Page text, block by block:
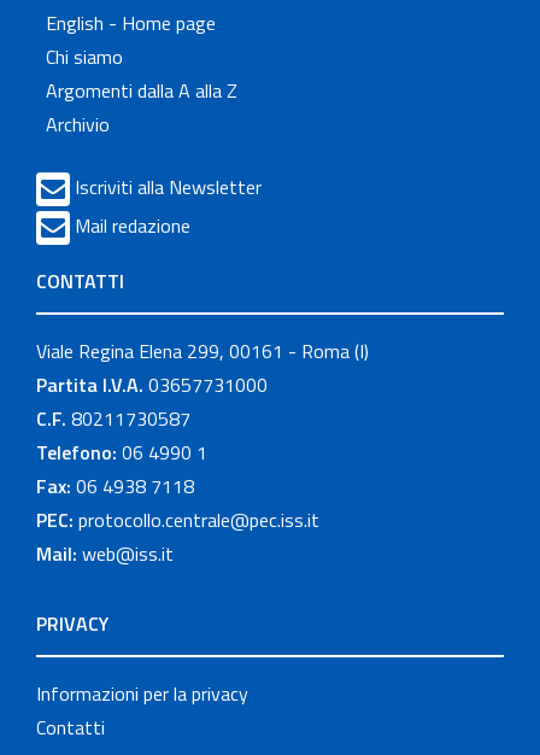
English - Home page
Chi siamo
Argomenti dalla A alla Z
Archivio
Iscriviti alla Newsletter
Mail redazione
CONTATTI
Viale Regina Elena 299, 00161 - Roma (I)
Partita I.V.A. 03657731000
C.F. 80211730587
Telefono: 06 4990 1
Fax: 06 4938 7118
PEC: protocollo.centrale@pec.iss.it
Mail: web@iss.it
PRIVACY
Informazioni per la privacy
Contatti